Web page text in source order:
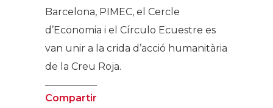
Barcelona, PIMEC, el Cercle
d’Economia i el Círculo Ecuestre es
van unir a la crida d’acció humanitària
de la Creu Roja.
Compartir